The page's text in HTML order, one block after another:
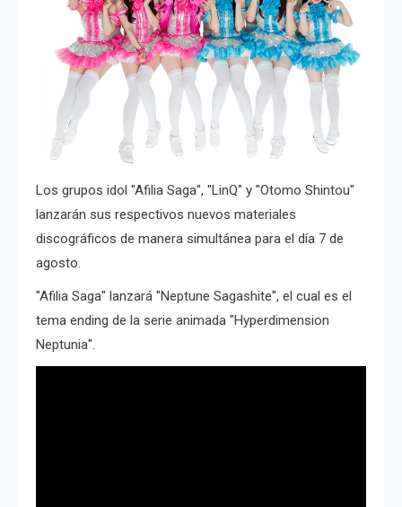
Los grupos idol "Afilia Saga", "LinQ" y "Otomo Shintou"
lanzarán sus respectivos nuevos materiales
discográficos de manera simultánea para el día 7 de
agosto.
"Afilia Saga" lanzará "Neptune Sagashite", el cual es el
tema ending de la serie animada "Hyperdimension
Neptunia".